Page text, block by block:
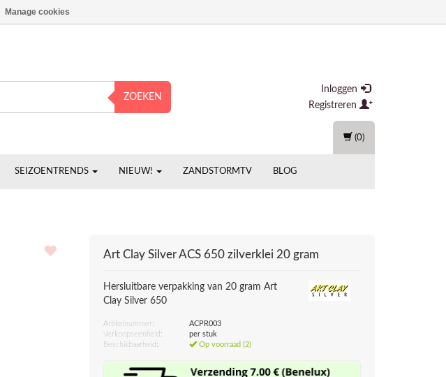
ZOEKEN
Inloggen
Registreren
SEIZOENTRENDS NIEUW! ZANDSTORMTV BLOG
(0)
Art Clay SilverACS 650 zilverklei 20 gram
Hersluitbare verpakking van 20 gram Art
Clay Silver 650
Artikelnummer:
ACPR003
Verkoopseenheid:
per stuk
Beschikbaarheid:
Op voorraad (2)
Manage cookies